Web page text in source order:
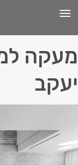
תפריט
מעקה
יעקב